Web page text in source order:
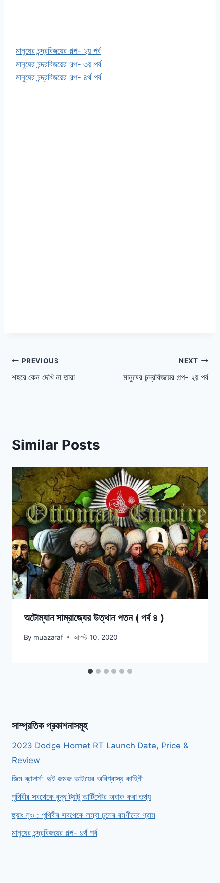
মানুষের চন্দ্রবিজয়ের গল্প- ২য় পর্ব
মানুষের চন্দ্রবিজয়ের গল্প- ৩য় পর্ব
মানুষের চন্দ্রবিজয়ের গল্প- ৪র্থ পর্ব
পোস্ট
ন্যাভিগেশন
PREVIOUS
শহরে কেন দেখি না তারা
NEXT
মানুষের চন্দ্রবিজয়ের গল্প- ২য় পর্ব
Similar Posts
অটোম্যান সাম্রাজ্যের উত্থান পতন ( পর্ব ৪ )
By muazaraf আগস্ট 10, 2020
সাম্প্রতিক প্রকাশনাসমূহ
2023 Dodge Hornet RT Launch Date, Price &
Review
জিম ব্রাদার্স: দুই জমজ ভাইয়ের অবিশ্বাস্য কাহিনী
পৃথিবীর সবথেকে বৃদ্ধ ট্যাটু আর্টিস্টের অবাক করা তথ্য
হুয়াং লুও : পৃথিবীর সবথেকে লম্বা চুলের রমণীদের গ্রাম
মানুষের চন্দ্রবিজয়ের গল্প- ৪র্থ পর্ব